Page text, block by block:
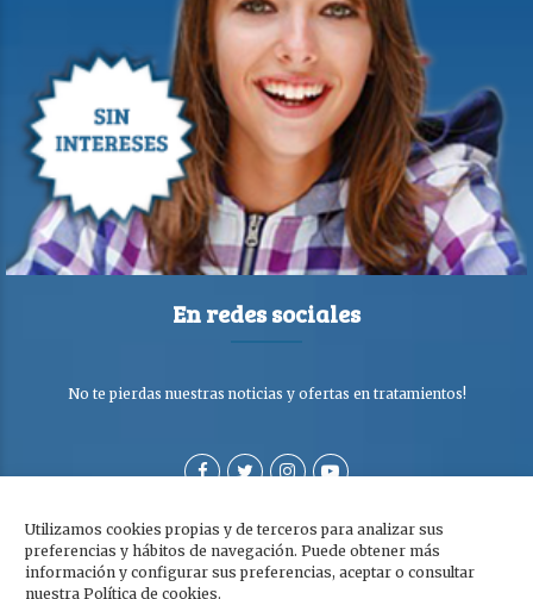
Utilizamos cookies propias y de terceros para analizar sus
preferencias y hábitos de navegación. Puede obtener más
información y configurar sus preferencias, aceptar o consultar
nuestra Política de cookies.
En redes sociales
No te pierdas nuestras noticias y ofertas en tratamientos!